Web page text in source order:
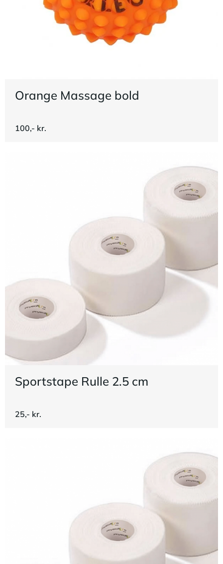
Orange Massage bold
100,- kr.
Sportstape Rulle 2.5 cm
25,- kr.